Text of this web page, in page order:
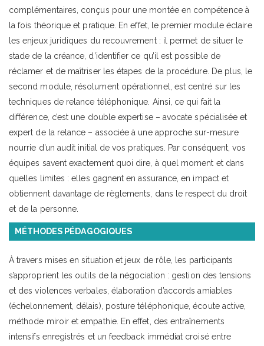
complémentaires, conçus pour une montée en compétence à
la fois théorique et pratique. En effet, le premier module éclaire
les enjeux juridiques du recouvrement : il permet de situer le
stade de la créance, d’identifier ce qu’il est possible de
réclamer et de maîtriser les étapes de la procédure. De plus, le
second module, résolument opérationnel, est centré sur les
techniques de relance téléphonique. Ainsi, ce qui fait la
différence, c’est une double expertise – avocate spécialisée et
expert de la relance – associée à une approche sur-mesure
nourrie d’un audit initial de vos pratiques. Par conséquent, vos
équipes savent exactement quoi dire, à quel moment et dans
quelles limites : elles gagnent en assurance, en impact et
obtiennent davantage de règlements, dans le respect du droit
et de la personne.
MÉTHODES PÉDAGOGIQUES
À travers mises en situation et jeux de rôle, les participants
s’approprient les outils de la négociation : gestion des tensions
et des violences verbales, élaboration d’accords amiables
(échelonnement, délais), posture téléphonique, écoute active,
méthode miroir et empathie. En effet, des entraînements
intensifs enregistrés et un feedback immédiat croisé entre